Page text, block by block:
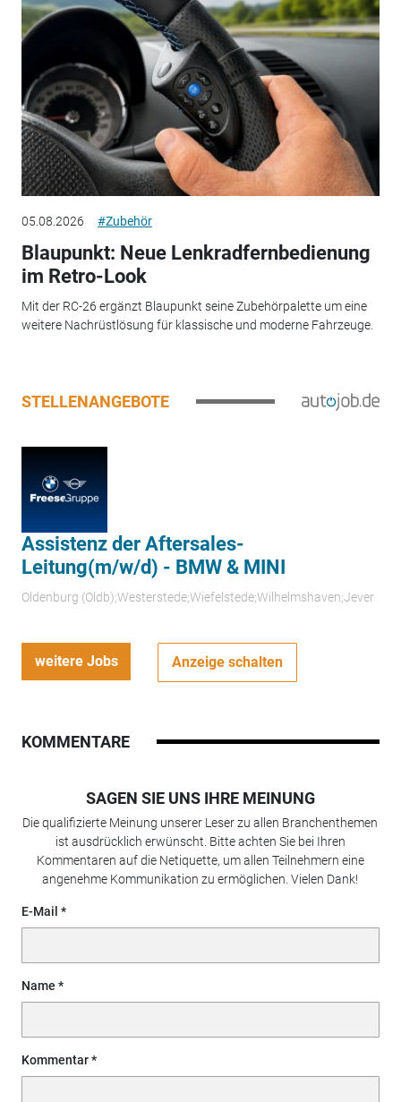
05.08.2026 #Zubehör
Blaupunkt: Neue Lenkradfernbedienung
im Retro-Look
Mit der RC-26 ergänzt Blaupunkt seine Zubehörpalette um eine
weitere Nachrüstlösung für klassische und moderne Fahrzeuge.
STELLENANGEBOTE
Assistenz der Aftersales-
Leitung(m/w/d) - BMW & MINI
Oldenburg (Oldb);Westerstede;Wiefelstede;Wilhelmshaven;Jever
weitere Jobs Anzeige schalten
KOMMENTARE
SAGEN SIE UNS IHRE MEINUNG
Die qualifizierte Meinung unserer Leser zu allen Branchenthemen
ist ausdrücklich erwünscht. Bitte achten Sie bei Ihren
Kommentaren auf die Netiquette, um allen Teilnehmern eine
angenehme Kommunikation zu ermöglichen. Vielen Dank!
E-Mail
Name
Kommentar